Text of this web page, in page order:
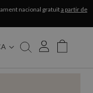
nacional gratuïta partir de
My Cart